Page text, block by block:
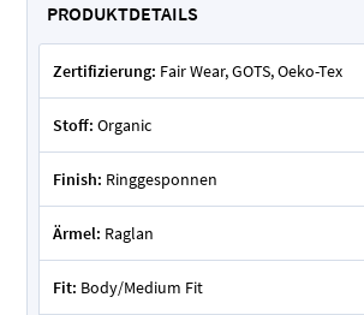
PRODUKTDETAILS
Zertifizierung: Fair Wear, GOTS, Oeko-Tex
Stoff: Organic
Finish: Ringgesponnen
Ärmel: Raglan
Fit: Body/Medium Fit